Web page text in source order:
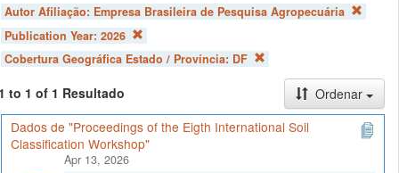
Autor Afiliação: Empresa Brasileira de Pesquisa Agropecuária
Publication Year: 2026
Cobertura Geográfica Estado / Província: DF
to 1 of 1 Resultado
Ordenar
Dados de "Proceedings of the Eigth International Soil
Classification Workshop"
Apr 13, 2026